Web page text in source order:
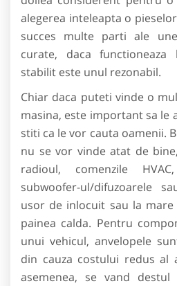
alegerea inteleapta o
succes multe parti ale
curate, daca
stabilit este unul rezonabil.
Chiar daca puteti vinde o
masina, este important sa le
stiti ca le vor cauta oamenii.
nu se vor vinde atat de
radioul, comenzile
subwoofer-ul/difuzoarele
usor de inlocuit sau la
painea calda. Pentru
unui vehicul, anvelopele
din cauza costului redus al
asemenea, se vand